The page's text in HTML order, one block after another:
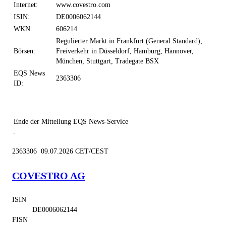
Internet:
www.covestro.com
ISIN:
DE0006062144
WKN:
606214
Börsen:
Regulierter Markt in Frankfurt (General Standard);
Freiverkehr in Düsseldorf, Hamburg, Hannover,
München, Stuttgart, Tradegate BSX
EQS News
ID:
2363306
Ende der Mitteilung EQS News-Service
2363306 09.07.2026 CET/CEST
COVESTRO AG
ISIN
DE0006062144
FISN